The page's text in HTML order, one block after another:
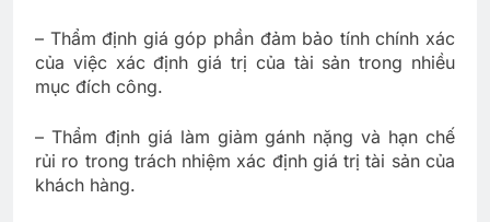
– Thẩm định giá góp phần đảm bảo tính chính xác
của việc xác định giá trị của tài sản trong nhiều
mục đích công.
– Thẩm định giá làm giảm gánh nặng và hạn chế
rủi ro trong trách nhiệm xác định giá trị tài sản của
khách hàng.